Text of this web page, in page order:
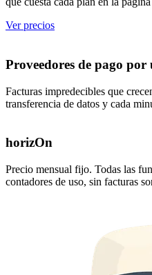
Ver precios
Proveedores de pago por
Facturas impredecibles que
transferencia de datos y cada
horizOn
Precio mensual fijo. Todas las
contadores de uso, sin facturas